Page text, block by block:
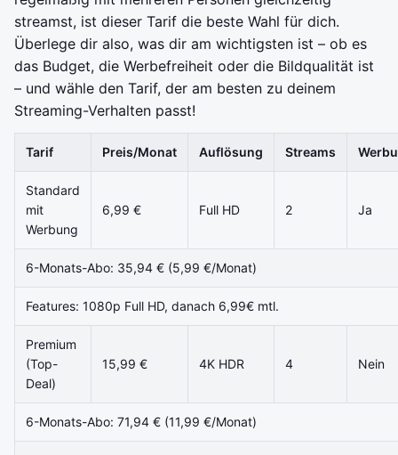
streamst, ist dieser Tarif die beste Wahl für dich.
Überlege dir also, was dir am wichtigsten ist – ob es
das Budget, die Werbefreiheit oder die Bildqualität ist
– und wähle den Tarif, der am besten zu deinem
Streaming-Verhalten passt!
Tarif Preis/Monat Auflösung Streams
Standard
mit
Werbung
6,99 € Full HD 2 Ja
6-Monats-Abo: 35,94 € (5,99 €/Monat)
Features: 1080p Full HD, danach 6,99€ mtl.
Premium
(Top-
Deal)
15,99 € 4K HDR 4 Nein
6-Monats-Abo: 71,94 € (11,99 €/Monat)